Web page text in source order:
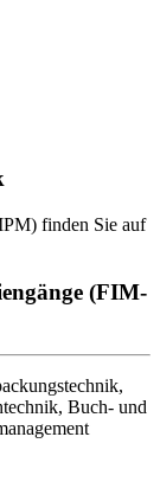
finden Sie auf
(FIM-
Buch- und